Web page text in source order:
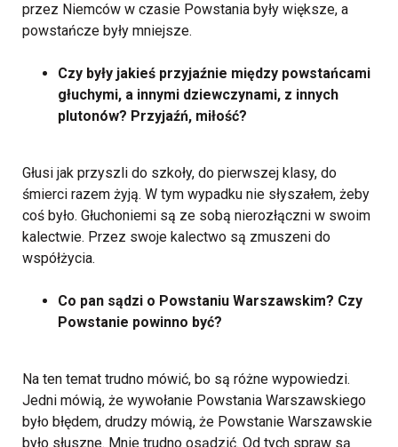
przez Niemców w czasie Powstania były większe, a
powstańcze były mniejsze.
Czy były jakieś przyjaźnie między powstańcami
głuchymi, a innymi dziewczynami, z innych
plutonów? Przyjaźń, miłość?
Głusi jak przyszli do szkoły, do pierwszej klasy, do
śmierci razem żyją. W tym wypadku nie słyszałem, żeby
coś było. Głuchoniemi są ze sobą nierozłączni w swoim
kalectwie. Przez swoje kalectwo są zmuszeni do
współżycia.
Co pan sądzi o Powstaniu Warszawskim? Czy
Powstanie powinno być?
Na ten temat trudno mówić, bo są różne wypowiedzi.
Jedni mówią, że wywołanie Powstania Warszawskiego
było błędem, drudzy mówią, że Powstanie Warszawskie
było słuszne. Mnie trudno osądzić. Od tych spraw są